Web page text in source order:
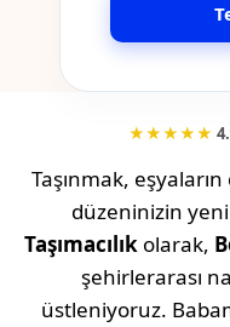
★★★★★
Taşınmak,
düzeninizin yeni
Taşımacılıkolarak,
şehirlerarası
üstleniyoruz.